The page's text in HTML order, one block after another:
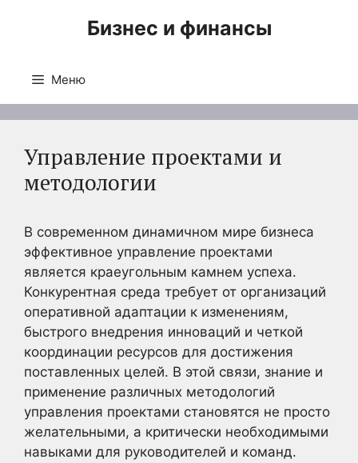
Бизнес и финансы
Меню
Управление проектами и
методологии
В современном динамичном мире бизнеса
эффективное управление проектами
является краеугольным камнем успеха.
Конкурентная среда требует от организаций
оперативной адаптации к изменениям,
быстрого внедрения инноваций и четкой
координации ресурсов для достижения
поставленных целей. В этой связи, знание и
применение различных методологий
управления проектами становятся не просто
желательными, а критически необходимыми
навыками для руководителей и команд.